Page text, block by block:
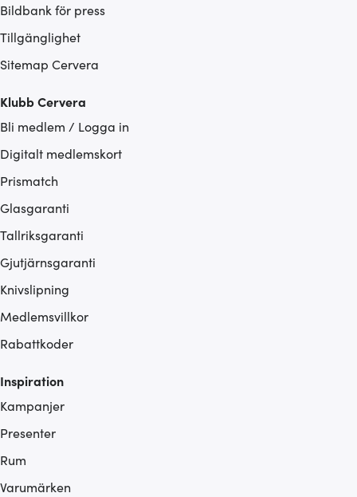
Bildbank för press
Tillgänglighet
Sitemap Cervera
Klubb Cervera
Bli medlem / Logga in
Digitalt medlemskort
Prismatch
Glasgaranti
Tallriksgaranti
Gjutjärnsgaranti
Knivslipning
Medlemsvillkor
Rabattkoder
Inspiration
Kampanjer
Presenter
Rum
Varumärken